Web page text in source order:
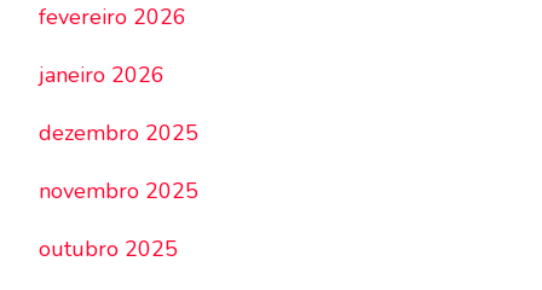
fevereiro 2026
janeiro 2026
dezembro 2025
novembro 2025
outubro 2025